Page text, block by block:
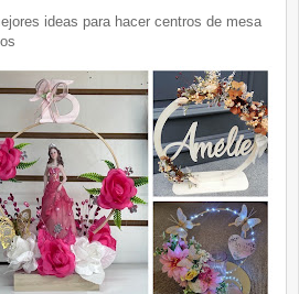
para hacer centros de mesa